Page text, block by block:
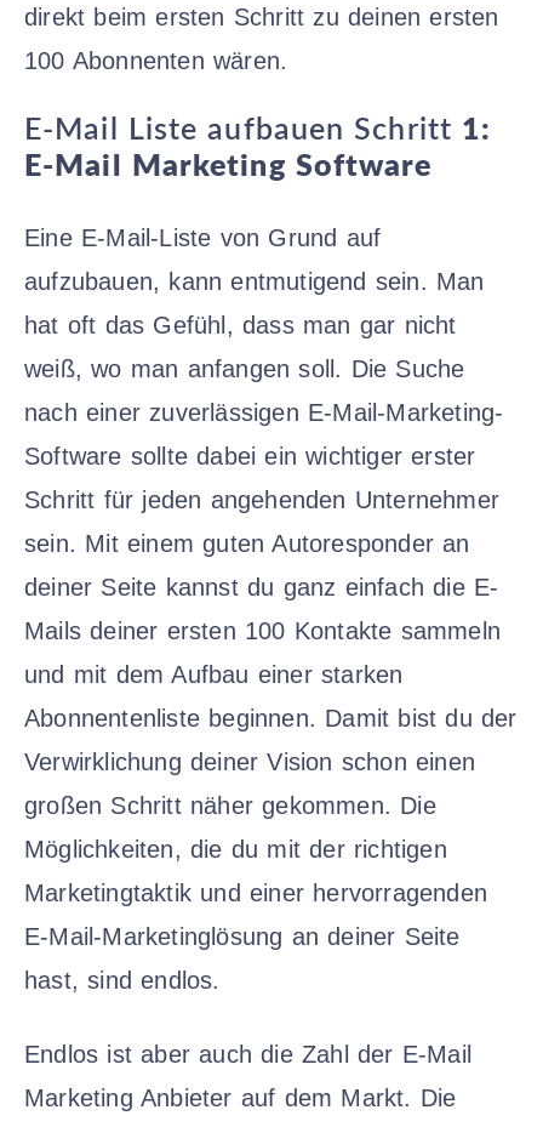
direkt beim ersten Schritt zu deinen ersten
100 Abonnenten wären.
E-Mail Liste aufbauen Schritt 1:
E-Mail Marketing Software
Eine E-Mail-Liste von Grund auf
aufzubauen, kann entmutigend sein. Man
hat oft das Gefühl, dass man gar nicht
weiß, wo man anfangen soll. Die Suche
nach einer zuverlässigen E-Mail-Marketing-
Software sollte dabei ein wichtiger erster
Schritt für jeden angehenden Unternehmer
sein. Mit einem guten Autoresponder an
deiner Seite kannst du ganz einfach die E-
Mails deiner ersten 100 Kontakte sammeln
und mit dem Aufbau einer starken
Abonnentenliste beginnen. Damit bist du der
Verwirklichung deiner Vision schon einen
großen Schritt näher gekommen. Die
Möglichkeiten, die du mit der richtigen
Marketingtaktik und einer hervorragenden
E-Mail-Marketinglösung an deiner Seite
hast, sind endlos.
Endlos ist aber auch die Zahl der E-Mail
Marketing Anbieter auf dem Markt. Die